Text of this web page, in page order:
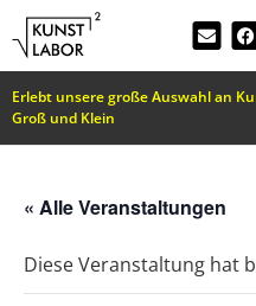
Erlebt unsere große Auswahl an
Groß und Klein
« Alle Veranstaltungen
Diese Veranstaltung hat